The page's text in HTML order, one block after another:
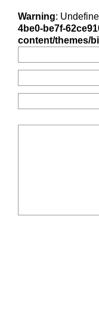
Warning:
4be0-be7f-
content/themes/